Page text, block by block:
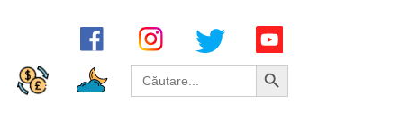
Search
for:
Search Button